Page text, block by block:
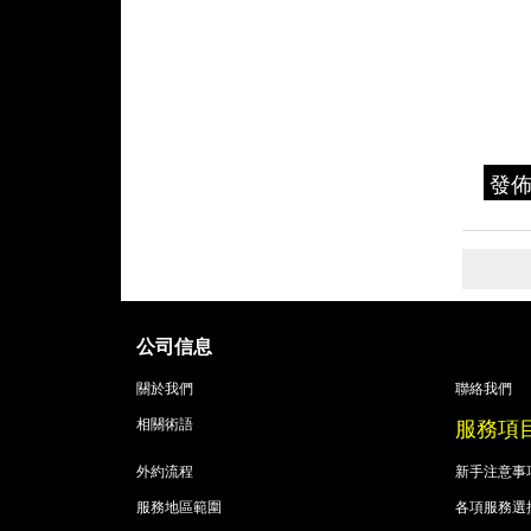
發
公司信息
關於我們
聯絡我們
相關術語
服務項
外約流程
新手注意事
服務地區範圍
各項服務選